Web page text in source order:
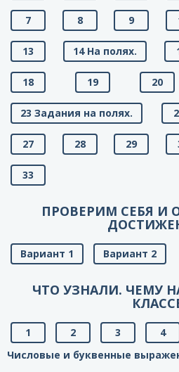
7 8 9
13 14 На полях.
18 19 20
23 Задания на полях.
27 28 29
33
ПРОВЕРИМ СЕБЯ И
Вариант 1 Вариант 2
ЧТО УЗНАЛИ. ЧЕМУ
1 2 3 4
Числовые и буквенные